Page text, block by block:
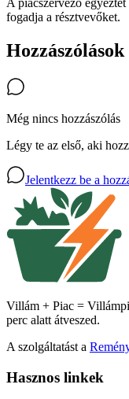
fogadja a résztvevőket.
Hozzászólások
Még nincs hozzászólás
Légy te az első, aki
Jelentkezz be a
Villám + Piac =
perc alatt átveszed.
A szolgáltatást a
Hasznos linkek